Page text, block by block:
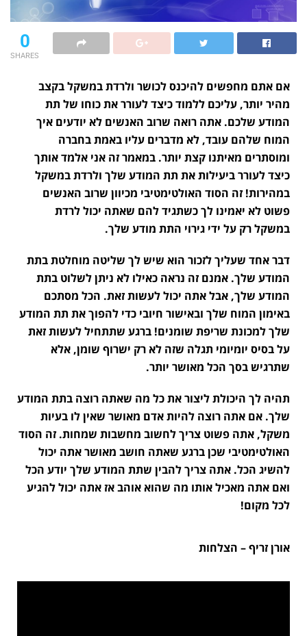
0
SHARES
אם אתם מחפשים להיכנס לכושר ולרדת במשקל בקצב
מהיר יותר, עליכם ללמוד כיצד לעורר את כוחו של תת
המודע שלכם. אתה רואה שרוב האנשים לא יודעים איך
המוח שלהם עובד, לא מדברים עליו באמת בחברה
ומוסתרים מאיתנו קצת יותר. במאמר זה אני אלמד אותך
כיצד לעורר ביעילות את תת המודע שלך ולרדת במשקל
במהירות! זה הסוד האולטימטיבי מכיוון שרוב האנשים
פשוט לא יאמינו לך כשתגיד להם שאתה יכול לרדת
במשקל רק על ידי גירוי התת מודע שלך.
דבר אחד שעליך לזכור הוא שיש לך שליטה מוחלטת בתת
המודע שלך. אמנם זה נראה כאילו לא ניתן לשלוט בתת
המודע שלך, אבל אתה יכול לעשות זאת. הכל מסתכם
באימון המוח שלך ובאישור חיובי כדי להפוך את תת המודע
שלך למכונת שריפת שומנים! ברגע שתתחיל לעשות זאת
על בסיס יומיומי תגלה שזה לא רק ישרוף שומן, אלא
שתרגיש בסך הכל מאושר יותר.
תהיה לך היכולת ליצור את כל מה שאתה רוצה בתת המודע
שלך. אם אתה רוצה להיות אדם מאושר שאין לו בעיות
משקל, אתה פשוט צריך לחשוב מחשבות שמחות. זה הסוד
האולטימטיבי שכן ברגע שאתה חושב מאושר אתה יכול
להשיג הכל. אתה צריך להבין שתת המודע שלך יודע הכל
ואם אתה מאכיל אותו מה שהוא אוהב אז אתה יכול להגיע
לכל מקום!
אורן זריף – הצלחות